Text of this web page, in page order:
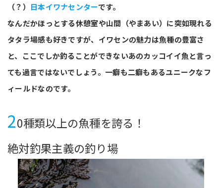
（？） 日本イワナセンターです。
なんだかほっとする休憩室や山間（やまあい）に突如現れる
タタラ場感も好きですが、イワセンの魅力は魚種の豊富さ
と、ここでしか釣ることができないあのカッコイイ魚と言っ
ても過言ではないでしょう。一癖も二癖もあるユニークなフ
ィールドなのです。
20種類以上の魚種を誇る！
絶対釣果主義の釣り場